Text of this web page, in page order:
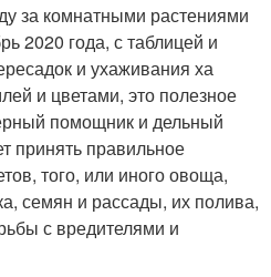
за комнатными растениями
2020 года, с таблицей и
и ухаживания ха
и цветами, это полезное
помощник и дельный
принять правильное
того, или иного овоща,
семян и рассады, их полива,
с вредителями и